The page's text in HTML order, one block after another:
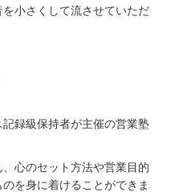
小さくして流させていただ
録級保持者が主催の営業塾
心のセット方法や営業目的
を身に着けることができま